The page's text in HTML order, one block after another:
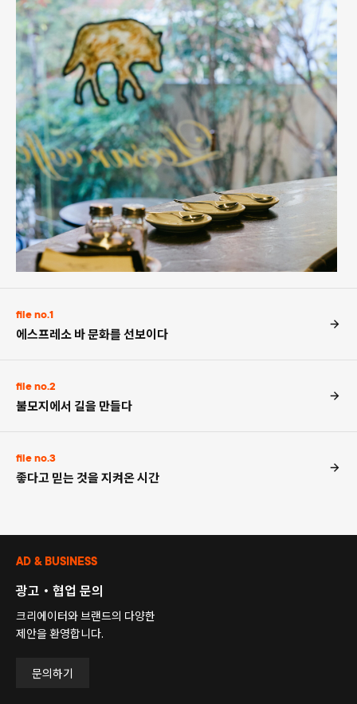
file no.1
에스프레소 바 문화를 선보이다
file no.2
불모지에서 길을 만들다
file no.3
좋다고 믿는 것을 지켜온 시간
AD & BUSINESS
광고・협업 문의
크리에이터와 브랜드의 다양한
제안을 환영합니다.
문의하기